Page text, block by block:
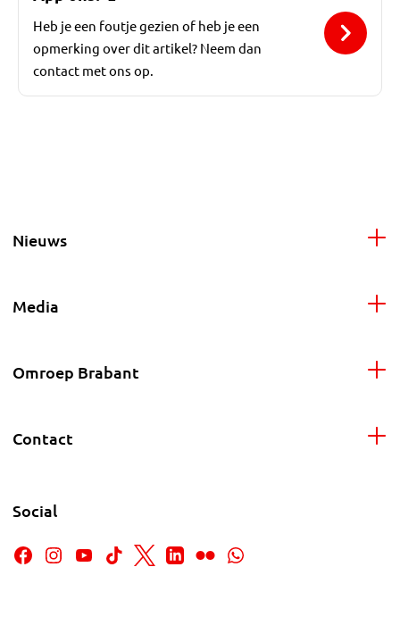
Heb je een foutje gezien of heb je een
opmerking over dit artikel? Neem dan
contact met ons op.
Nieuws
Media
Omroep Brabant
Contact
Social